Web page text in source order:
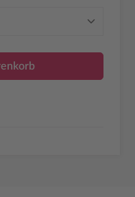
gewünschten